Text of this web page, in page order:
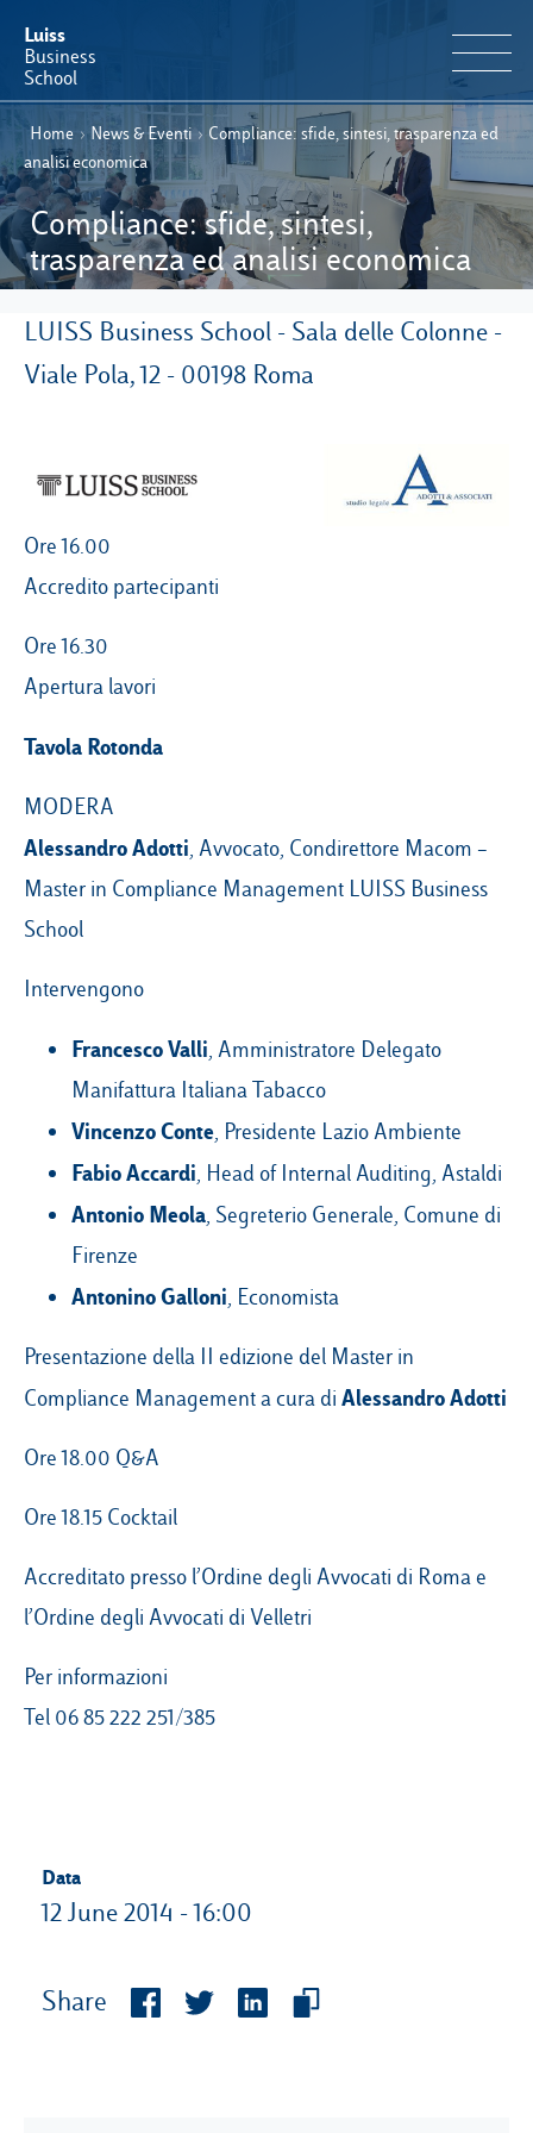
Luiss
Business
School
IT EN
Offerta Formativa
Perché Luiss Business School
Faculty & Ricerca
News & Eventi
E-Learning
Campus & Hub:
Roma
Milano
Dubai
Home › News & Eventi › Compliance: sfide, sintesi, trasparenza ed
analisi economica
Compliance: sfide, sintesi,
trasparenza ed analisi economica
LUISS Business School - Sala delle Colonne -
Viale Pola, 12 - 00198 Roma
Ore 16.00
Accredito partecipanti
Ore 16.30
Apertura lavori
Tavola Rotonda
MODERA
Alessandro Adotti, Avvocato, Condirettore Macom –
Master in Compliance Management LUISS Business
School
Intervengono
Francesco Valli, Amministratore Delegato
Manifattura Italiana Tabacco
Vincenzo Conte, Presidente Lazio Ambiente
Fabio Accardi, Head of Internal Auditing, Astaldi
Antonio Meola, Segreterio Generale, Comune di
Firenze
Antonino Galloni, Economista
Presentazione della II edizione del Master in
Compliance Management a cura di Alessandro Adotti
Ore 18.00 Q&A
Ore 18.15 Cocktail
Accreditato presso l’Ordine degli Avvocati di Roma e
l’Ordine degli Avvocati di Velletri
Per informazioni
Tel 06 85 222 251/385
Data
12 June 2014 - 16:00
Share